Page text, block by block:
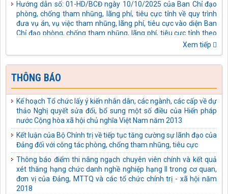
phòng, chống tham nhũng, lãng phí, tiêu cực tỉnh về quy trình
đưa vụ án, vụ việc tham nhũng, lãng phí, tiêu cực vào diện Ban
Chỉ đạo phòng, chống tham nhũng, lãng phí, tiêu cực tỉnh theo
dõi, chỉ đạo xử lý
Kế hoạch số: 05-KH/TU ngày 03/10/2025 của Tỉnh ủy Tuyên
Quang thực hiện Chỉ thị số 43-CT/TW ngày 10/4/2025 của Bộ
Chính trị về tăng cường sự lãnh đạo của Đảng đối với công tác
thể chế hóa chủ trương, đường lối của Đảng về phòng, chống
tham nhũng, lãng phí, tiêu cực thành pháp luật của Nhà nước
Kế hoạch số: 04-KH/TU ngày 03/10/2025 của Tỉnh ủy Tuyên
Quang thực hiện Quy định số 231-QĐ/TW ngày 17/01/2025
của Bộ Chính trị về bảo vệ người đấu tranh chống tham nhũng,
lãng phí, tiêu cực
Công văn số: 488-CV/TU ngày 18/09/2025 của Tỉnh ủy Tuyên
Quang Về tiếp tục thực hiện Chi thị số 14-CT/TW ngày
01/7/2022 của Bộ Chính trị
Quyết định số: 395-QĐ/TU ngày 09/09/2025 của Tỉnh ủy Tuyên
Quang kiện toàn Ban Chỉ đạo phòng, chống tham nhũng, lãng
Xem tiếp
THÔNG BÁO
Kế hoạch Tổ chức lấy ý kiến nhân dân, các ngành, các cấp về dự
thảo Nghị quyết sửa đổi, bổ sung một số điều của Hiến pháp
nước Cộng hòa xã hội chủ nghĩa Việt Nam năm 2013
Kết luận của Bộ Chính trị về tiếp tục tăng cường sự lãnh đạo của
Đảng đối với công tác phòng, chống tham nhũng, tiêu cực
Thông báo điểm thi nâng ngạch chuyên viên chính và kết quả
xét thăng hạng chức danh nghề nghiệp hạng II trong cơ quan,
đơn vị của Đảng, MTTQ và các tổ chức chính trị - xã hội năm
2018